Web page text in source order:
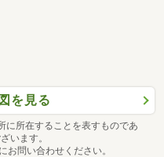
を見る
に所在することを表すものであ
います。
問い合わせください。